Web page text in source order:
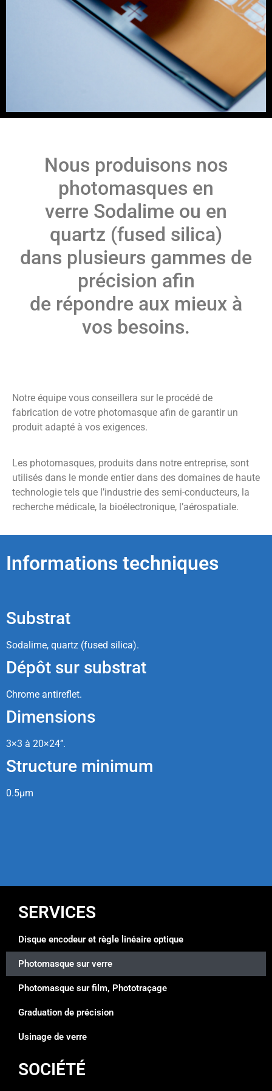
Nous produisons nos
photomasques en
verre Sodalime ou en
quartz (fused silica)
dans plusieurs gammes de
précision afin
de répondre aux mieux à
vos besoins.
Notre équipe vous conseillera sur le procédé de
fabrication de votre photomasque afin de garantir un
produit adapté à vos exigences.
Les photomasques, produits dans notre entreprise, sont
utilisés dans le monde entier dans des domaines de haute
technologie tels que l’industrie des semi-conducteurs, la
recherche médicale, la bioélectronique, l’aérospatiale.
Informations techniques
Substrat
Sodalime, quartz (fused silica).
Dépôt sur substrat
Chrome antireflet.
Dimensions
3×3 à 20×24’’.
Structure minimum
0.5µm
SERVICES
Disque encodeur et règle linéaire optique
Photomasque sur verre
Photomasque sur film, Phototraçage
Graduation de précision
Usinage de verre
SOCIÉTÉ